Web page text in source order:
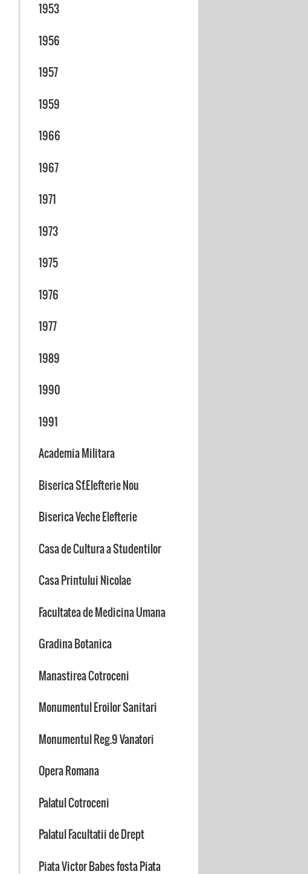
1953
1956
1957
1959
1966
1967
1971
1973
1975
1976
1977
1989
1990
1991
Academia Militara
Biserica Sf.Elefterie Nou
Biserica Veche Elefterie
Casa de Cultura a Studentilor
Casa Printului Nicolae
Facultatea de Medicina Umana
Gradina Botanica
Manastirea Cotroceni
Monumentul Eroilor Sanitari
Monumentul Reg.9 Vanatori
Opera Romana
Palatul Cotroceni
Palatul Facultatii de Drept
Piata Victor Babes fosta Piata